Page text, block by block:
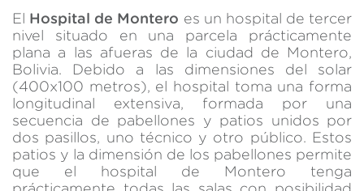
El Hospital de Montero es un hospital de tercer
nivel situado en una parcela prácticamente
plana a las afueras de la ciudad de Montero,
Bolivia. Debido a las dimensiones del solar
(400x100 metros), el hospital toma una forma
longitudinal extensiva, formada por una
secuencia de pabellones y patios unidos por
dos pasillos, uno técnico y otro público. Estos
patios y la dimensión de los pabellones permite
que el hospital de Montero tenga
información recogida mediante este tipo de cookies se
utiliza en la medición de la actividad de la web para la
elaboración de perfiles de navegación de los usuarios con
el fin de introducir mejoras en función del análisis de los
datos de uso que hacen los usuarios del servicio. Permiten
guardar la información de preferencia del usuario para
mejorar la calidad de nuestros servicios y para ofrecer una
mejor experiencia a través de productos recomendados.
Marketing y publicidad
Estas cookies son utilizadas para almacenar información
sobre las preferencias y elecciones personales del usuario